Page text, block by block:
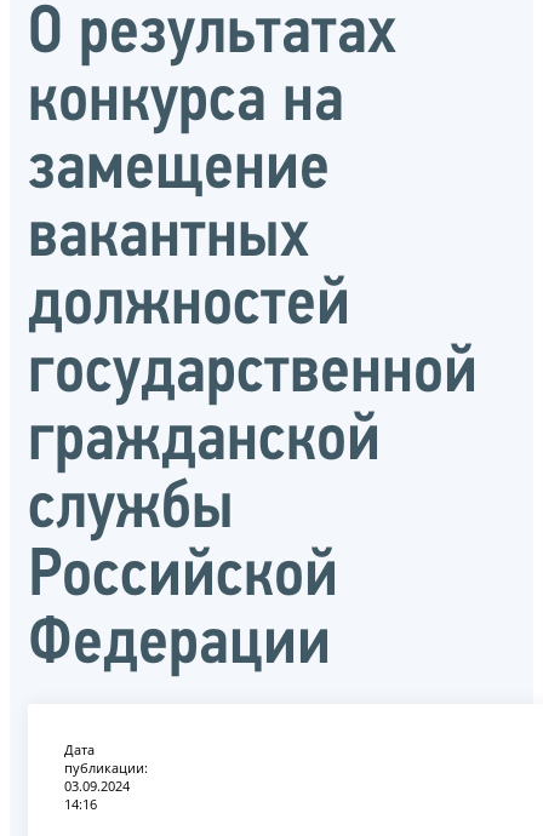
О результатах
конкурса на
замещение
вакантных
должностей
государственной
гражданской
службы
Российской
Федерации
Дата
публикации:
03.09.2024
14:16